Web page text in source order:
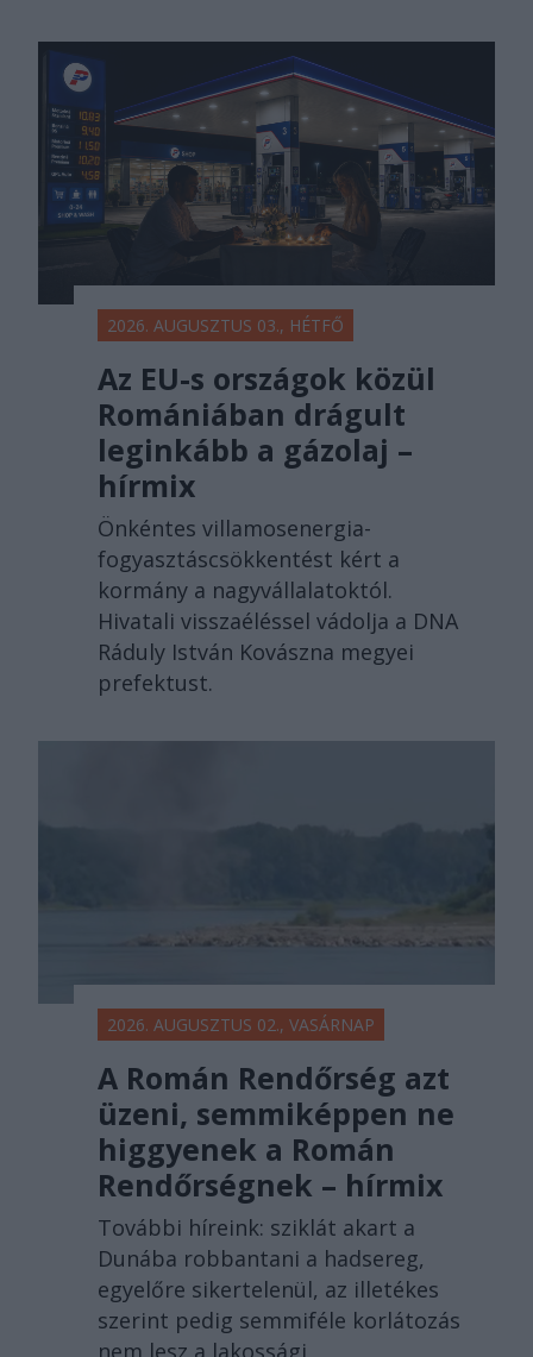
2026. AUGUSZTUS 03., HÉTFŐ
Az EU-s országok közül
Romániában drágult
leginkább a gázolaj –
hírmix
Önkéntes villamosenergia-
fogyasztáscsökkentést kért a
kormány a nagyvállalatoktól.
Hivatali visszaéléssel vádolja a DNA
Ráduly István Kovászna megyei
prefektust.
2026. AUGUSZTUS 02., VASÁRNAP
A Román Rendőrség azt
üzeni, semmiképpen ne
higgyenek a Román
Rendőrségnek – hírmix
További híreink: sziklát akart a
Dunába robbantani a hadsereg,
egyelőre sikertelenül, az illetékes
szerint pedig semmiféle korlátozás
nem lesz a lakossági